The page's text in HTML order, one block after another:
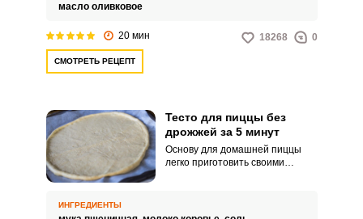
масло оливковое
20 мин 18268 0
СМОТРЕТЬ РЕЦЕПТ
Тесто для пиццы без
дрожжей за 5 минут
Основу для домашней пиццы
легко приготовить своими
ИНГРЕДИЕНТЫ